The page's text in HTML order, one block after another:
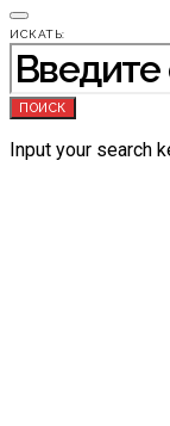
ИСКАТЬ:
ПОИСК
Input your search